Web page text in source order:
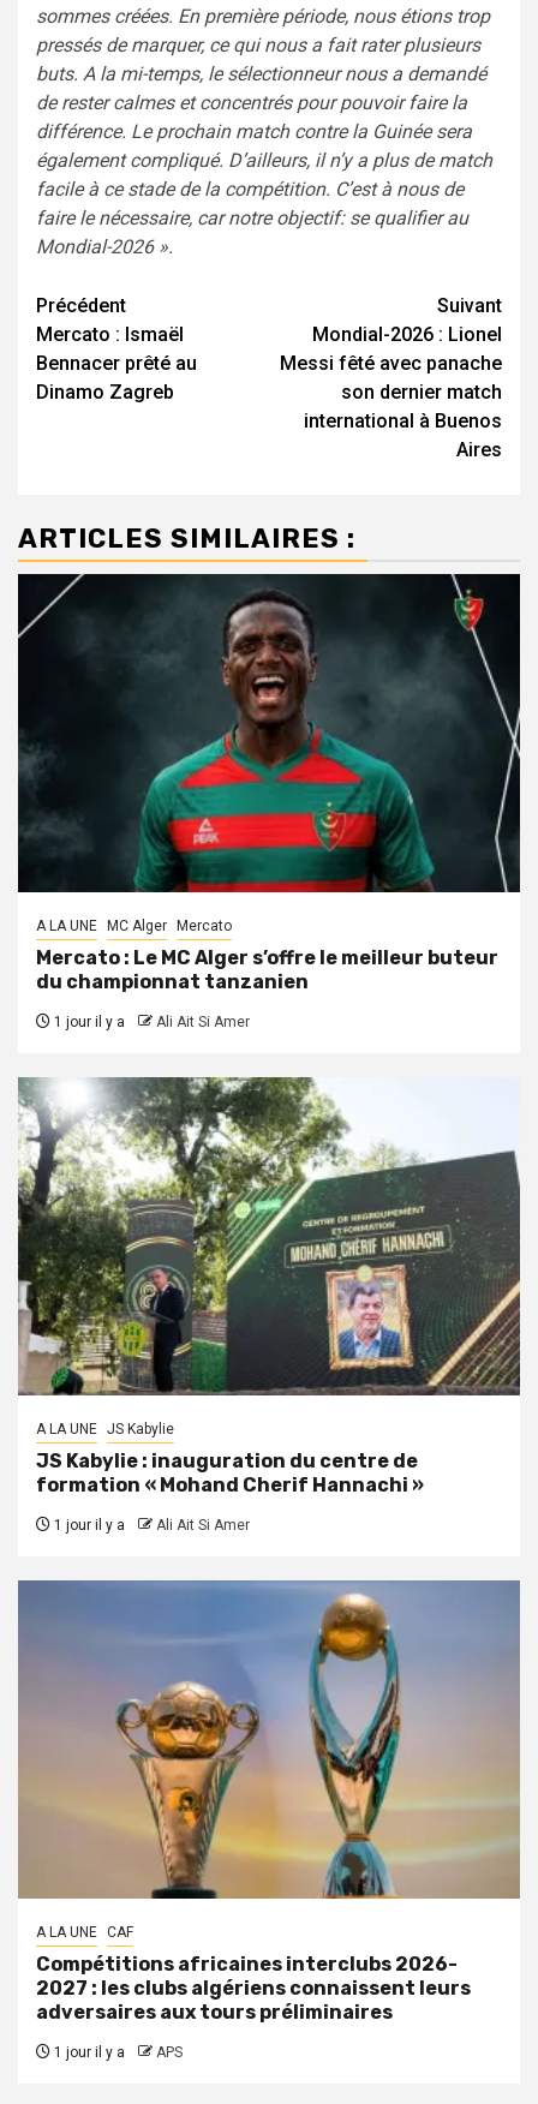
sommes créées. En première période, nous étions trop
pressés de marquer, ce qui nous a fait rater plusieurs
buts. A la mi-temps, le sélectionneur nous a demandé
de rester calmes et concentrés pour pouvoir faire la
différence. Le prochain match contre la Guinée sera
également compliqué. D’ailleurs, il n’y a plus de match
facile à ce stade de la compétition. C’est à nous de
faire le nécessaire, car notre objectif: se qualifier au
Mondial-2026 ».
Navigation
d’article
Précédent
Mercato : Ismaël
Bennacer prêté au
Dinamo Zagreb
Suivant
Mondial-2026 : Lionel
Messi fêté avec panache
son dernier match
international à Buenos
Aires
ARTICLES SIMILAIRES :
A LA UNE MC Alger Mercato
Mercato : Le MC Alger s’offre le meilleur buteur
du championnat tanzanien
1 jour il y a Ali Ait Si Amer
A LA UNE JS Kabylie
JS Kabylie : inauguration du centre de
formation « Mohand Cherif Hannachi »
1 jour il y a Ali Ait Si Amer
A LA UNE CAF
Compétitions africaines interclubs 2026-
2027 : les clubs algériens connaissent leurs
adversaires aux tours préliminaires
1 jour il y a APS